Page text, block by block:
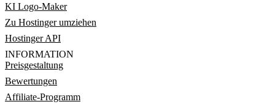
KI Logo-Maker
Zu Hostinger umziehen
Hostinger API
INFORMATION
Preisgestaltung
Bewertungen
Affiliate-Programm